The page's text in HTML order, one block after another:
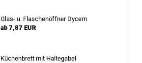
Glas- u. Flaschenöffner Dycem
ab 7,87 EUR
Küchenbrett mit Haltegabel